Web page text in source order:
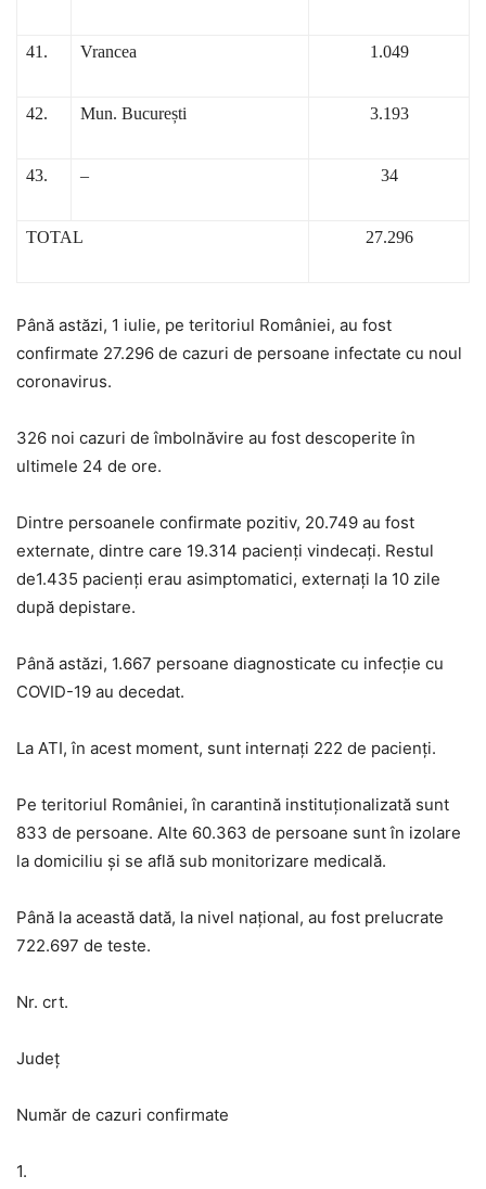
41. Vrancea 1.049
42. Mun. București 3.193
43. – 34
TOTAL 27.296
Până astăzi, 1 iulie, pe teritoriul României, au fost
confirmate 27.296 de cazuri de persoane infectate cu noul
coronavirus.
326 noi cazuri de îmbolnăvire au fost descoperite în
ultimele 24 de ore.
Dintre persoanele confirmate pozitiv, 20.749 au fost
externate, dintre care 19.314 pacienți vindecați. Restul
de1.435 pacienți erau asimptomatici, externați la 10 zile
după depistare.
Până astăzi, 1.667 persoane diagnosticate cu infecție cu
COVID-19 au decedat.
La ATI, în acest moment, sunt internați 222 de pacienți.
Pe teritoriul României, în carantină instituționalizată sunt
833 de persoane. Alte 60.363 de persoane sunt în izolare
la domiciliu și se află sub monitorizare medicală.
Până la această dată, la nivel național, au fost prelucrate
722.697 de teste.
Nr. crt.
Județ
Număr de cazuri confirmate
1.